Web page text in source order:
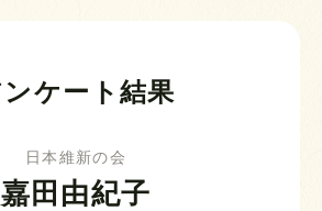
ンケート結果
日本維新の会
嘉田由紀子